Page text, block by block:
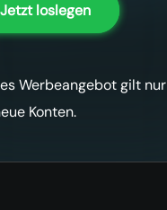
Jetzt loslegen
Werbeangebot gilt nur
Konten.